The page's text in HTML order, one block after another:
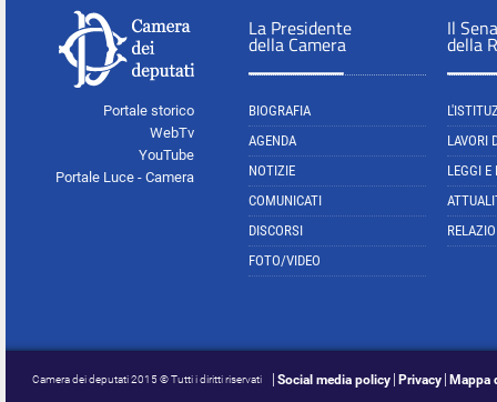
Portale storico
WebTv
YouTube
Portale Luce - Camera
La Presidente
della Camera
BIOGRAFIA
AGENDA
NOTIZIE
COMUNICATI
DISCORSI
FOTO/VIDEO
Il
della
LAVORI
LEGGI E
Camera dei deputati 2015 © Tutti i diritti riservati Social media policy Privacy Mappa